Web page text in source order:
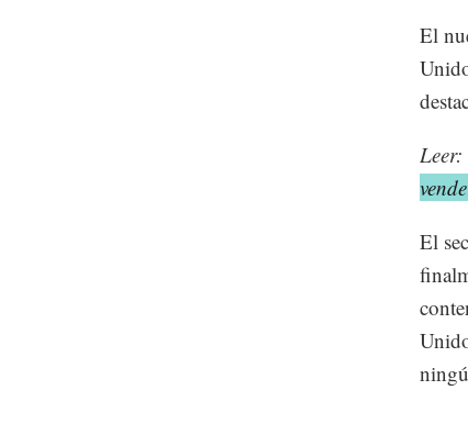
El
Leer:
El